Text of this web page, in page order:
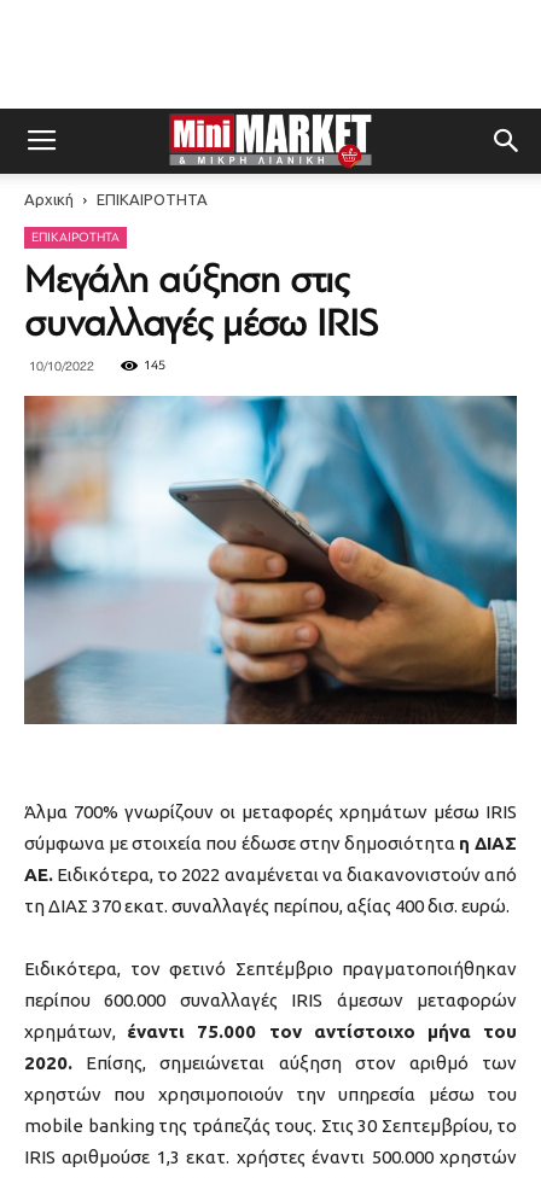
Αρχική ΕΠΙΚΑΙΡΟΤΗΤΑ
ΕΠΙΚΑΙΡΟΤΗΤΑ
Μεγάλη αύξηση στις
συναλλαγές μέσω IRIS
10/10/2022 145
Άλμα 700% γνωρίζουν οι μεταφορές χρημάτων μέσω IRIS
σύμφωνα με στοιχεία που έδωσε στην δημοσιότητα η ΔΙΑΣ
ΑΕ. Ειδικότερα, το 2022 αναμένεται να διακανονιστούν από
τη ΔΙΑΣ 370 εκατ. συναλλαγές περίπου, αξίας 400 δισ. ευρώ.
Ειδικότερα, τον φετινό Σεπτέμβριο πραγματοποιήθηκαν
περίπου 600.000 συναλλαγές IRIS άμεσων μεταφορών
χρημάτων, έναντι 75.000 τον αντίστοιχο μήνα του
2020. Επίσης, σημειώνεται αύξηση στον αριθμό των
χρηστών που χρησιμοποιούν την υπηρεσία μέσω του
mobile banking της τράπεζάς τους. Στις 30 Σεπτεμβρίου, το
IRIS αριθμούσε 1,3 εκατ. χρήστες έναντι 500.000 χρηστών